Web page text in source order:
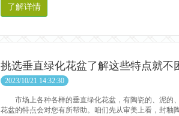
了解详情
挑选垂直绿化花盆了解这些特点就不
2023/10/21 14:32:30
市场上各种各样的垂直绿化花盆，有陶瓷的、泥的
花盆的特点会对您有所帮助。咱们先从审美上看，封釉